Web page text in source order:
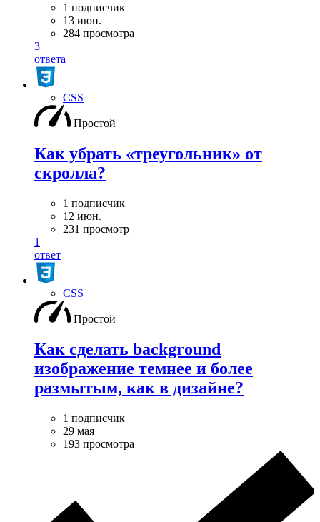
1 подписчик
13 июн.
284 просмотра
3
ответа
CSS
Простой
Как убрать «треугольник» от
скролла?
1 подписчик
12 июн.
231 просмотр
1
ответ
CSS
Простой
Как сделать background
изображение темнее и более
размытым, как в дизайне?
1 подписчик
29 мая
193 просмотра